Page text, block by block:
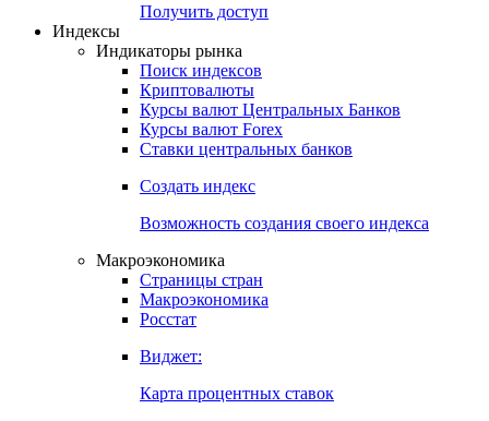
Получить доступ
Индексы
Индикаторы рынка
Поиск индексов
Криптовалюты
Курсы валют Центральных Банков
Курсы валют Forex
Ставки центральных банков
Создать индекс
Возможность создания своего индекса
Макроэкономика
Страницы стран
Макроэкономика
Росстат
Виджет:
Карта процентных ставок